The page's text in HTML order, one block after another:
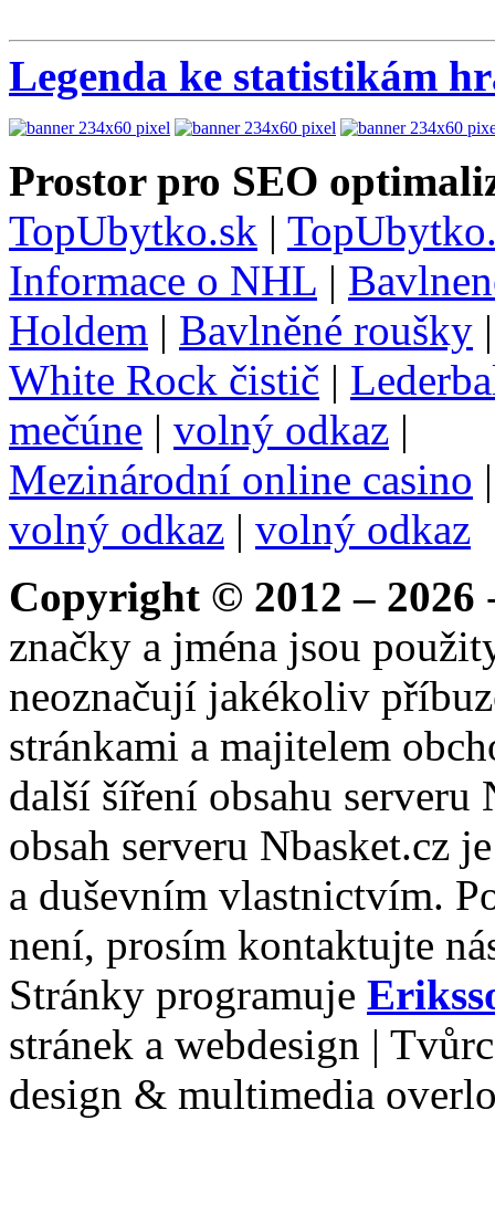
Legenda ke statistikám
Prostor pro SEO
TopUbytko.sk |
Informace o NHL |
Holdem | Bavlněné roušky
White Rock čistič |
mečúne | volný odkaz |
Mezinárodní online casino
volný odkaz | volný odkaz
Copyright © 2012 – 2026
značky a jména jsou
neoznačují jakékoliv
stránkami a majitelem
další šíření obsahu serveru
obsah serveru Nbasket.cz
a duševním vlastnictvím.
není, prosím kontaktujte
Stránky programuje
stránek a webdesign |
design & multimedia